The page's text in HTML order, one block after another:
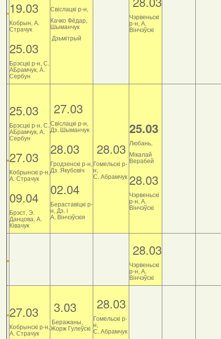
19.03
Кобрын, А.
Страчук
25.03
Брэсцкі р-н, С.
АБрамчук, А.
Сербун
Свіслацкі р-н,
Качко Фёдар,
Шыманчук
Дзьмітрый
Чэрвеньскі
р-н, А.
Вінчэўскі
25.03
Брэсцкі р-н, С.
АБрамчук, А.
Сербун
27.03
Кобрынскі р-н,
А. Страчук
09.04
Брэст, Э.
Данцова, А.
Ківачук
27.03
Свіслацкі р-н,
Дз. Шыманчук
28.03
Гродзенскі р-н,
Дз. Якубовіч
02.04
Бераставіцкі р-
н, Дз. і
А. Вінчэўскія
28.03
Гомельскі р-
н,
С. Абрамчук
25.03
Любань,
Мікалай
Верабей
28.03
Чэрвеньскі
р-н, А.
Вінчэўскі
28.03
Чэрвеньскі
р-н, А.
Вінчэўскі
27.03
Кобрынскі р-н,
А. Страчук
3.03
Беражаны,
Жорж Гулеўскі
28.03
Гомельскі р-
н,
С. Абрамчук